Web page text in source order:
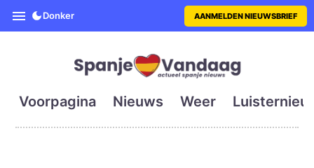
SpanjeVandaag is de eerste
Donker AANMELDEN NIEUWSBRIEF
Voorpagina Nieuws Weer